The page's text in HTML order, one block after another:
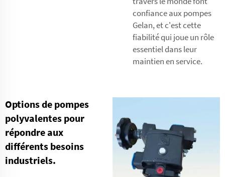
confiance aux pompes
Gelan, et c'est cette
fiabilité qui joue un rôle
essentiel dans leur
maintien en service.
Options de pompes
polyvalentes pour
répondre aux
différents besoins
industriels.